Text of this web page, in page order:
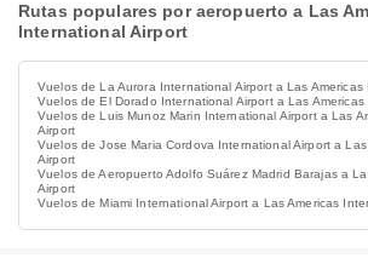
Rutas populares por aeropuerto a Las
International Airport
Vuelos de La Aurora International Airport a Las Americas
Vuelos de El Dorado International Airport a Las
Vuelos de Luis Munoz Marin International Airport a Las
Airport
Vuelos de Jose Maria Cordova International Airport a
Airport
Vuelos de Aeropuerto Adolfo Suárez Madrid Barajas a
Airport
Vuelos de Miami International Airport a Las Americas